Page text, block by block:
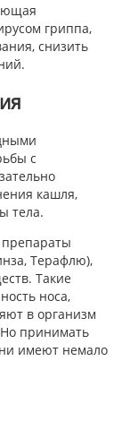
гриппа,
снизить
с
кашля,
тела.
Терафлю),
Такие
носа,
в организм
Но принимать
имеют немало